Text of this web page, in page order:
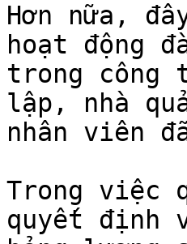
Hơn nữa,
hoạt động
trong công
lập, nhà
nhân viên
Trong việc
quyết định